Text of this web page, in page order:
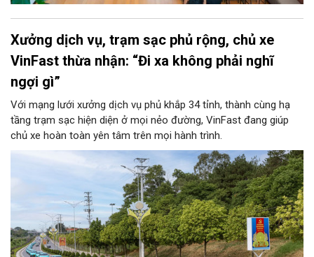
Xưởng dịch vụ, trạm sạc phủ rộng, chủ xe
VinFast thừa nhận: “Đi xa không phải nghĩ
ngợi gì”
Với mạng lưới xưởng dịch vụ phủ khắp 34 tỉnh, thành cùng hạ
tầng trạm sạc hiện diện ở mọi nẻo đường, VinFast đang giúp
chủ xe hoàn toàn yên tâm trên mọi hành trình.